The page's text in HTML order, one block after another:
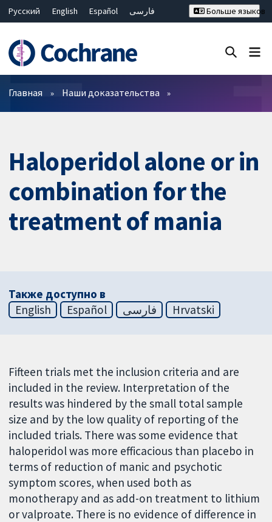
Русский English Español
فارسی
Bahasa Malaysia
ไทย
繁體中文
简体中文
Больше языков
Фильтры
Главная Наши доказательства
Haloperidol alone or in
combination for the
treatment of mania
Также доступно в
English
Español فارسی Hrvatski
Fifteen trials met the inclusion criteria and are
included in the review. Interpretation of the
results was hindered by the small total sample
size and by the low quality of reporting of the
included trials. There was some evidence that
haloperidol was more efficacious than placebo in
terms of reduction of manic and psychotic
symptom scores, when used both as
monotherapy and as add-on treatment to lithium
or valproate. There is no evidence of difference in